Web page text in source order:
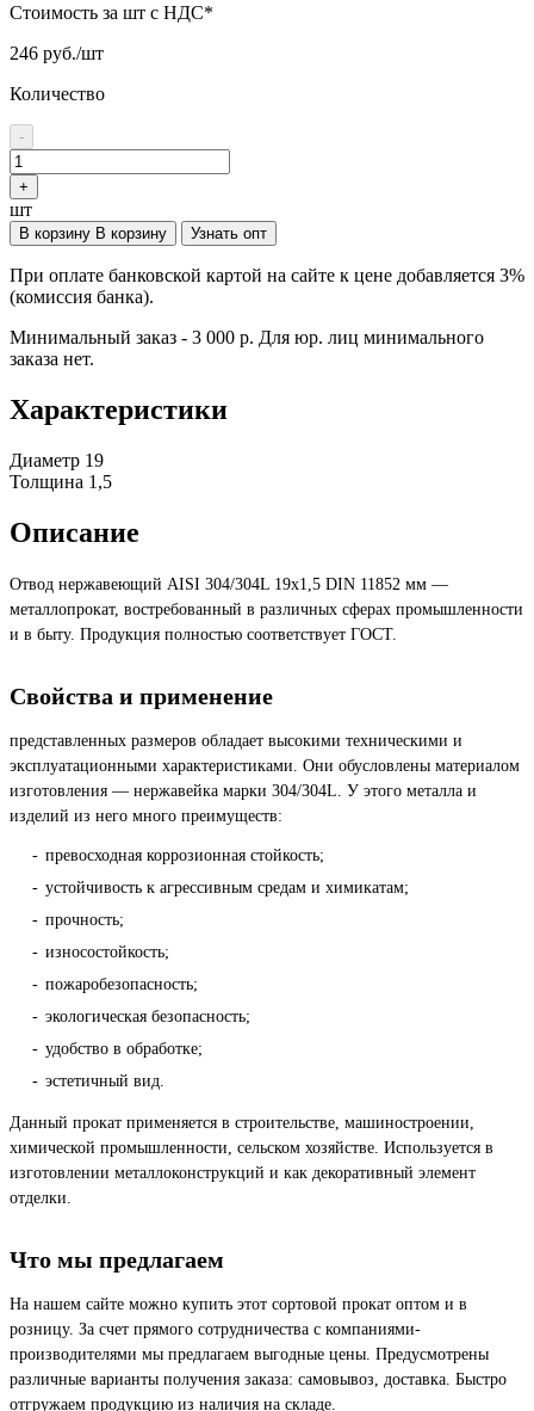
Стоимость за шт с НДС*
246 руб./шт
Количество
-
+
шт
В корзину В корзину Узнать опт
При оплате банковской картой на сайте к цене добавляется 3%
(комиссия банка).
Минимальный заказ - 3 000 р. Для юр. лиц минимального
заказа нет.
Характеристики
Диаметр 19
Толщина 1,5
Описание
Отвод нержавеющий AISI 304/304L 19х1,5 DIN 11852 мм —
металлопрокат, востребованный в различных сферах промышленности
и в быту. Продукция полностью соответствует ГОСТ.
Свойства и применение
представленных размеров обладает высокими техническими и
эксплуатационными характеристиками. Они обусловлены материалом
изготовления — нержавейка марки 304/304L. У этого металла и
изделий из него много преимуществ:
превосходная коррозионная стойкость;
устойчивость к агрессивным средам и химикатам;
прочность;
износостойкость;
пожаробезопасность;
экологическая безопасность;
удобство в обработке;
эстетичный вид.
Данный прокат применяется в строительстве, машиностроении,
химической промышленности, сельском хозяйстве. Используется в
изготовлении металлоконструкций и как декоративный элемент
отделки.
Что мы предлагаем
На нашем сайте можно купить этот сортовой прокат оптом и в
розницу. За счет прямого сотрудничества с компаниями-
производителями мы предлагаем выгодные цены. Предусмотрены
различные варианты получения заказа: самовывоз, доставка. Быстро
отгружаем продукцию из наличия на складе.